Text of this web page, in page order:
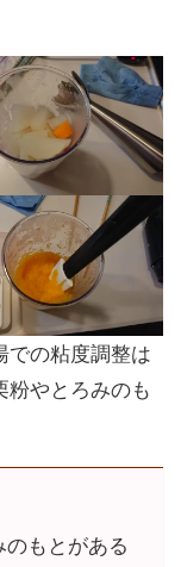
での粘度調整は
粉やとろみのも
もとがある